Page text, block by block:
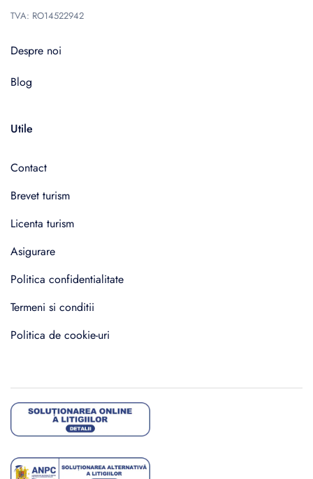
TVA: RO14522942
Despre noi
Blog
Utile
Contact
Brevet turism
Licenta turism
Asigurare
Politica confidentialitate
Termeni si conditii
Politica de cookie-uri